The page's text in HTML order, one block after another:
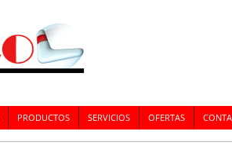
PRODUCTOS SERVICIOS OFERTAS